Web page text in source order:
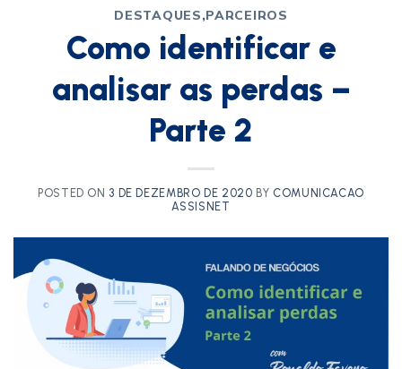
DESTAQUES,PARCEIROS
Como identificar e
analisar as perdas –
Parte 2
POSTED ON 3 DE DEZEMBRO DE 2020 BY COMUNICACAO
ASSISNET